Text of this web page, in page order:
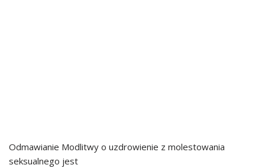
Odmawianie Modlitwy o uzdrowienie z molestowania
seksualnego jest